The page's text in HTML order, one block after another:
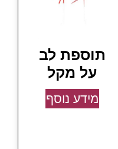
תוספת לב
על מקל
מידע נוסף